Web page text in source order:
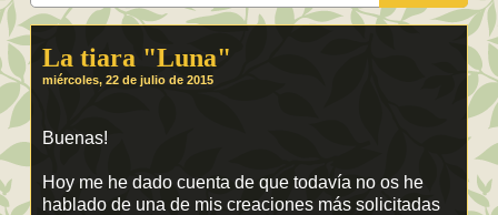
La tiara "Luna"
miércoles, 22 de julio de 2015
Buenas!
Hoy me he dado cuenta de que todavía no os he
hablado de una de mis creaciones más solicitadas